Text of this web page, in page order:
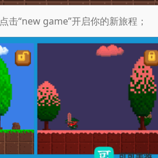
击“new game”开启你的新旅程；